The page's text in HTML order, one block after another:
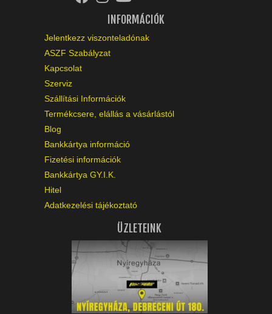
INFORMÁCIÓK
Jelentkezz viszonteladónak
ASZF Szabályzat
Kapcsolat
Szerviz
Szállítási Információk
Termékcsere, elállás a vásárlástól
Blog
Bankkártya információ
Fizetési információk
Bankkártya GY.I.K.
Hitel
Adatkezelési tájékoztató
ÜZLETEINK